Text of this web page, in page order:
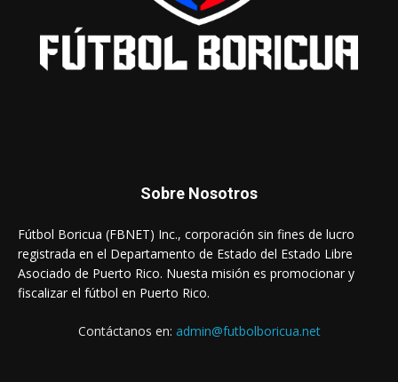
Sobre Nosotros
Fútbol Boricua (FBNET) Inc., corporación sin fines de lucro
registrada en el Departamento de Estado del Estado Libre
Asociado de Puerto Rico. Nuesta misión es promocionar y
fiscalizar el fútbol en Puerto Rico.
Contáctanos en: admin@futbolboricua.net